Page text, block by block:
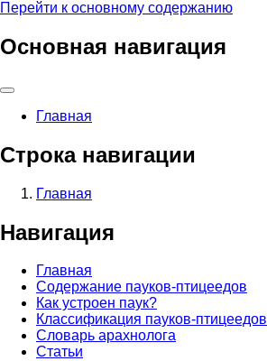
Перейти к основному содержанию
Основная навигация
Главная
Строка навигации
Главная
Навигация
Главная
Содержание пауков-птицеедов
Как устроен паук?
Классификация пауков-птицеедов
Словарь арахнолога
Статьи